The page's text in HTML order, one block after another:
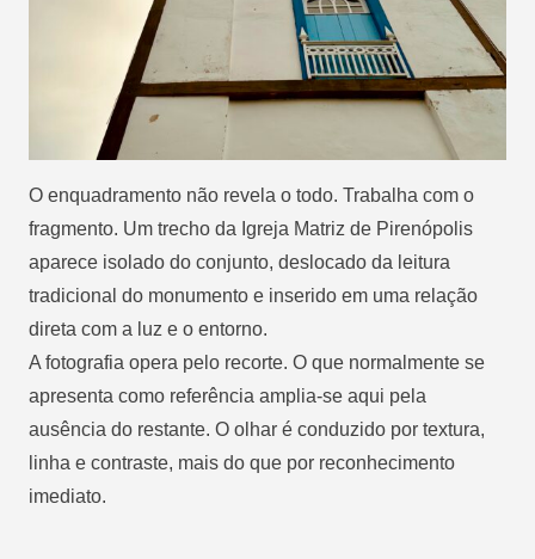
O enquadramento não revela o todo. Trabalha com o
fragmento. Um trecho da Igreja Matriz de Pirenópolis
aparece isolado do conjunto, deslocado da leitura
tradicional do monumento e inserido em uma relação
direta com a luz e o entorno.
A fotografia opera pelo recorte. O que normalmente se
apresenta como referência amplia-se aqui pela
ausência do restante. O olhar é conduzido por textura,
linha e contraste, mais do que por reconhecimento
imediato.